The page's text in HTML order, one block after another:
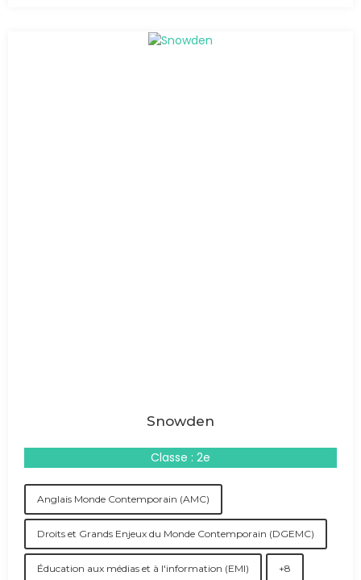
Snowden
Classe : 2e
Anglais Monde Contemporain (AMC)
Droits et Grands Enjeux du Monde Contemporain (DGEMC)
Éducation aux médias et à l'information (EMI) +8